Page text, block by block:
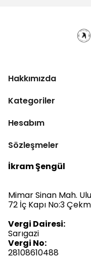
Hakkımızda
Kategoriler
Hesabım
Sözleşmeler
İkram Şengül
Mimar Sinan Mah.
72 İç Kapı No:3
Vergi Dairesi:
Sarıgazi
Vergi No:
28108610488